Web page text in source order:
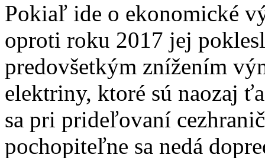
Pokiaľ ide o ekonomické
oproti roku 2017 jej
predovšetkým znížením
elektriny, ktoré sú naozaj
sa pri prideľovaní
pochopiteľne sa nedá